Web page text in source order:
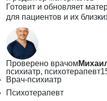
Готовит и обновляет
для пациентов и их
Проверено врачом
психиатр, психотерапевт
Врач-психиатр
Психотерапевт